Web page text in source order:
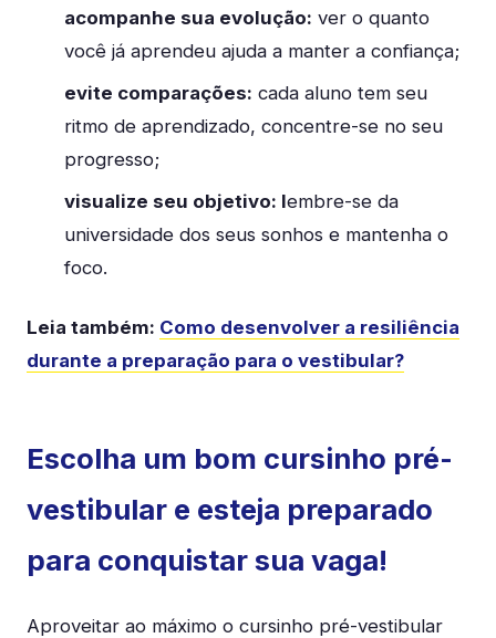
acompanhe sua evolução: ver o quanto
você já aprendeu ajuda a manter a confiança;
evite comparações: cada aluno tem seu
ritmo de aprendizado, concentre-se no seu
progresso;
visualize seu objetivo: lembre-se da
universidade dos seus sonhos e mantenha o
foco.
Leia também: Como desenvolver a resiliência
durante a preparação para o vestibular?
Escolha um bom cursinho pré-
vestibular e esteja preparado
para conquistar sua vaga!
Aproveitar ao máximo o cursinho pré-vestibular